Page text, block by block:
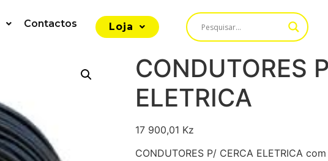
Contactos Loja
CONDUTORES
ELETRICA
17 900,01 Kz
CONDUTORES P/ CERCA ELETRICA